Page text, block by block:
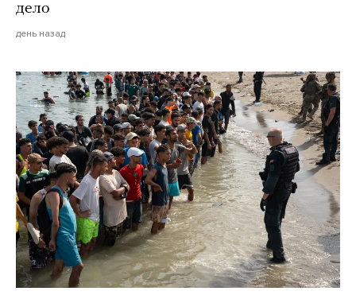
дело
день назад